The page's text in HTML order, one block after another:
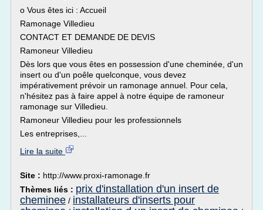
o Vous êtes ici : Accueil
Ramonage Villedieu
CONTACT ET DEMANDE DE DEVIS
Ramoneur Villedieu
Dès lors que vous êtes en possession d'une cheminée, d'un
insert ou d'un poêle quelconque, vous devez
impérativement prévoir un ramonage annuel. Pour cela,
n'hésitez pas à faire appel à notre équipe de ramoneur
ramonage sur Villedieu.
Ramoneur Villedieu pour les professionnels
Les entreprises,...
Lire la suite
Site : http://www.proxi-ramonage.fr
Thèmes liés : prix d'installation d'un insert de
cheminee / installateurs d'inserts pour